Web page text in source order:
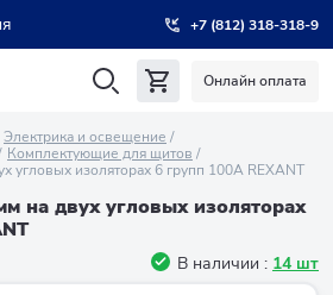
+7 (812) 318-318-9
Онлайн оплата
Электрика и освещение
Комплектующие для щитов
угловых изоляторах 6 групп 100А REXANT
на двух угловых изоляторах
В наличии : 14 шт